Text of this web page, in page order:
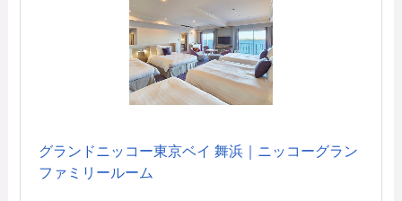
グランドニッコー東京ベイ 舞浜｜ニッコーグラン
ファミリールーム